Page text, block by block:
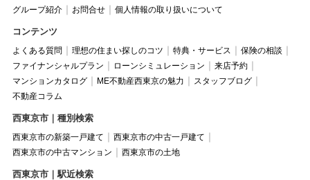
グループ紹介
お問合せ 個人情報の取り扱いについて
コンテンツ
よくある質問 理想の住まい探しのコツ 特典・サービス
保険の相談
ファイナンシャルプラン
ローンシミュレーション
来店予約
マンションカタログ
ME不動産西東京の魅力
スタッフブログ
不動産コラム
西東京市｜種別検索
西東京市の新築一戸建て
西東京市の中古一戸建て
西東京市の中古マンション
西東京市の土地
西東京市｜駅近検索